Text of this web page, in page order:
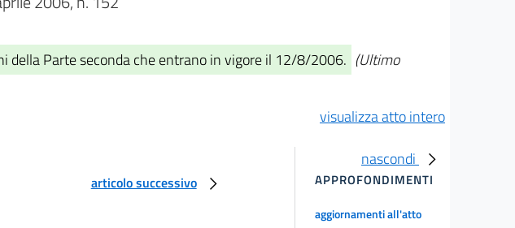
della Parte seconda che entrano in vigore il 12/8/2006. (Ultimo
visualizza atto intero
articolo successivo
nascondi
APPROFONDIMENTI
aggiornamenti all'atto